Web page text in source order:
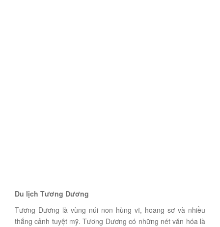
Du lịch Tương Dương
Tương Dương là vùng núi non hùng vĩ, hoang sơ và nhiều
thắng cảnh tuyệt mỹ. Tương Dương có những nét văn hóa là